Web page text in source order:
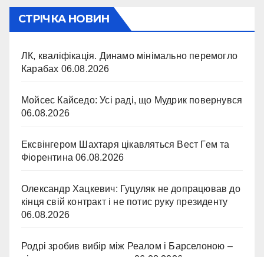
СТРІЧКА НОВИН
ЛК, кваліфікація. Динамо мінімально перемогло
Карабах 06.08.2026
Мойсес Кайседо: Усі раді, що Мудрик повернувся
06.08.2026
Ексвінгером Шахтаря цікавляться Вест Гем та
Фіорентина 06.08.2026
Олександр Хацкевич: Гуцуляк не допрацював до
кінця свій контракт і не потис руку президенту
06.08.2026
Родрі зробив вибір між Реалом і Барселоною –